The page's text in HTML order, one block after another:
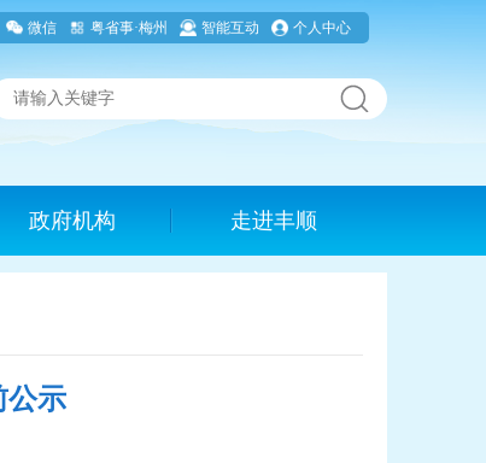
微信 粤省事·梅州 智能互动 个人中心
政府机构 走进丰顺
公示